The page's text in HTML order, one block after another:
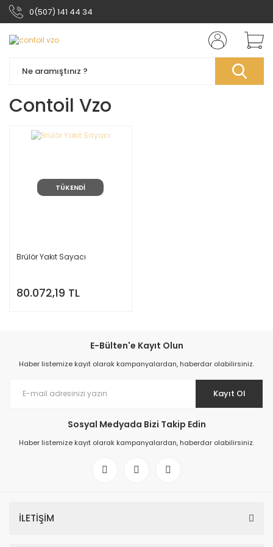
0(507) 141 44 34
Contoil Vzo
TÜKENDİ
Brülör Yakıt Sayacı
80.072,19 TL
E-Bülten'e Kayıt Olun
Haber listemize kayıt olarak kampanyalardan, haberdar olabilirsiniz.
Kayıt Ol
Sosyal Medyada Bizi Takip Edin
Haber listemize kayıt olarak kampanyalardan, haberdar olabilirsiniz.
İLETİŞİM